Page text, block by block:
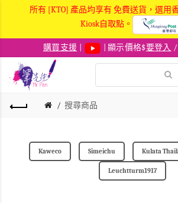
所有 [KTO] 產品均享有 免費送貨，選用
Kiosk自取點。
購買支援 | 顯示價格$要登入
搜尋商品
Kaweco Simeichu Kulata
Leuchtturm1917